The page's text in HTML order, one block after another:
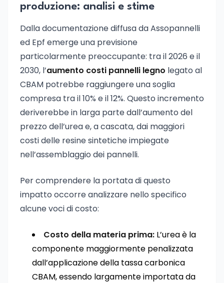
produzione: analisi e stime
Dalla documentazione diffusa da Assopannelli
ed Epf emerge una previsione
particolarmente preoccupante: tra il 2026 e il
2030, l’aumento costi pannelli legno legato al
CBAM potrebbe raggiungere una soglia
compresa tra il 10% e il 12%. Questo incremento
deriverebbe in larga parte dall’aumento del
prezzo dell’urea e, a cascata, dai maggiori
costi delle resine sintetiche impiegate
nell’assemblaggio dei pannelli.
Per comprendere la portata di questo
impatto occorre analizzare nello specifico
alcune voci di costo:
Costo della materia prima: L’urea è la
componente maggiormente penalizzata
dall’applicazione della tassa carbonica
CBAM, essendo largamente importata da